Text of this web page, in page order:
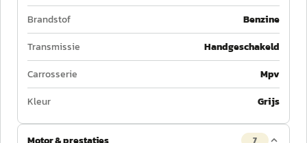
Brandstof
Benzine
Transmissie
Handgeschakeld
Carrosserie
Mpv
Kleur
Grijs
7